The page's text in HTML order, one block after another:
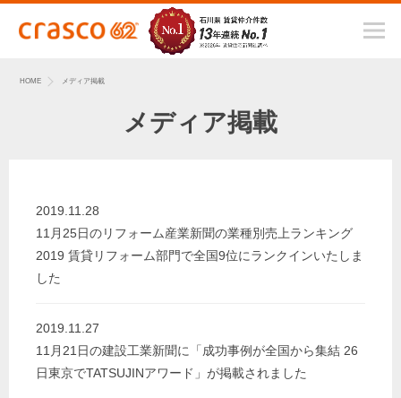
HOME メディア掲載
メディア掲載
2019.11.28
11月25日のリフォーム産業新聞の業種別売上ランキング
2019 賃貸リフォーム部門で全国9位にランクインいたしま
した
2019.11.27
11月21日の建設工業新聞に「成功事例が全国から集結 26
日東京でTATSUJINアワード」が掲載されました